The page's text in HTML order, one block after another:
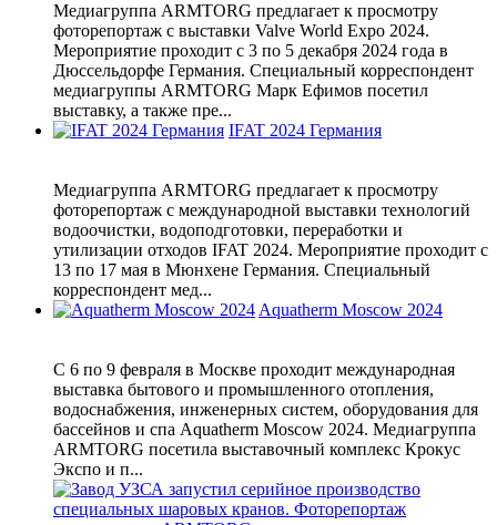
Медиагруппа ARMTORG предлагает к просмотру
фоторепортаж с выставки Valve World Expo 2024.
Мероприятие проходит с 3 по 5 декабря 2024 года в
Дюссельдорфе Германия. Специальный корреспондент
медиагруппы ARMTORG Марк Ефимов посетил
выставку, а также пре...
IFAT 2024 Германия
Медиагруппа ARMTORG предлагает к просмотру
фоторепортаж с международной выставки технологий
водоочистки, водоподготовки, переработки и
утилизации отходов IFAT 2024. Мероприятие проходит с
13 по 17 мая в Мюнхене Германия. Специальный
корреспондент мед...
Aquatherm Moscow 2024
С 6 по 9 февраля в Москве проходит международная
выставка бытового и промышленного отопления,
водоснабжения, инженерных систем, оборудования для
бассейнов и спа Aquatherm Moscow 2024. Медиагруппа
ARMTORG посетила выставочный комплекс Крокус
Экспо и п...